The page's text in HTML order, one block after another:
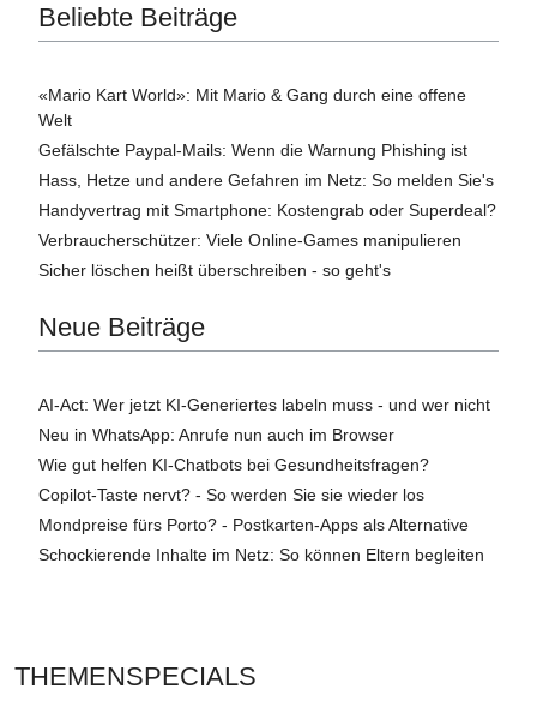
Beliebte Beiträge
«Mario Kart World»: Mit Mario & Gang durch eine offene
Welt
Gefälschte Paypal-Mails: Wenn die Warnung Phishing ist
Hass, Hetze und andere Gefahren im Netz: So melden Sie's
Handyvertrag mit Smartphone: Kostengrab oder Superdeal?
Verbraucherschützer: Viele Online-Games manipulieren
Sicher löschen heißt überschreiben - so geht's
Neue Beiträge
AI-Act: Wer jetzt KI-Generiertes labeln muss - und wer nicht
Neu in WhatsApp: Anrufe nun auch im Browser
Wie gut helfen KI-Chatbots bei Gesundheitsfragen?
Copilot-Taste nervt? - So werden Sie sie wieder los
Mondpreise fürs Porto? - Postkarten-Apps als Alternative
Schockierende Inhalte im Netz: So können Eltern begleiten
THEMENSPECIALS